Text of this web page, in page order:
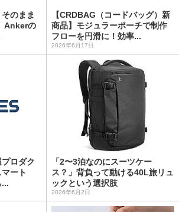
のまま
Ankerの
【CRDBAG（コードバッグ）新
商品】モジュラーポーチで制作
フローを円滑に！効率...
2026年6月17日
ロダク
ート
「2〜3泊なのにスーツケー
ス？」背負って動ける40L旅リュ
ックという選択肢
2026年6月2日